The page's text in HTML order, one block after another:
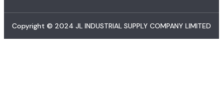
Copyright © 2024 JL INDUSTRIAL SUPPLY COMPANY LIMITED